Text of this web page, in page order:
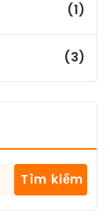
(1)
(3)